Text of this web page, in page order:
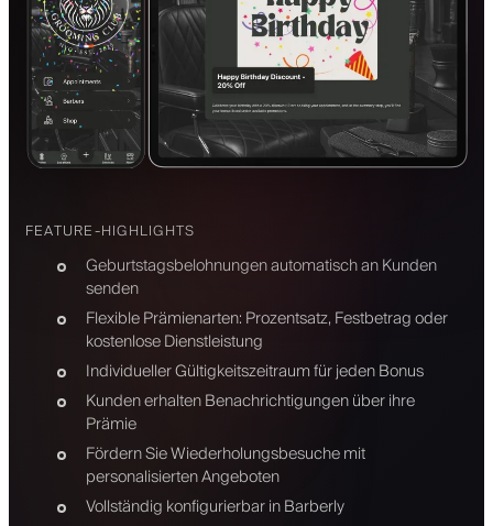
FEATURE-HIGHLIGHTS
Geburtstagsbelohnungen automatisch an Kunden
senden
Flexible Prämienarten: Prozentsatz, Festbetrag oder
kostenlose Dienstleistung
Individueller Gültigkeitszeitraum für jeden Bonus
Kunden erhalten Benachrichtigungen über ihre
Prämie
Fördern Sie Wiederholungsbesuche mit
personalisierten Angeboten
Vollständig konfigurierbar in Barberly